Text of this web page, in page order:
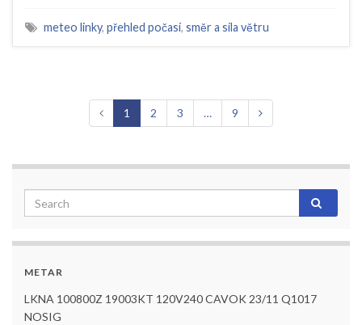
meteo linky, přehled počasí, směr a síla větru
1 2 3 … 9
METAR
LKNA 100800Z 19003KT 120V240 CAVOK 23/11 Q1017
NOSIG